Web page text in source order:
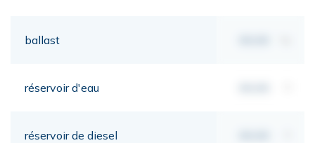
ballast
réservoir d'eau
réservoir de diesel